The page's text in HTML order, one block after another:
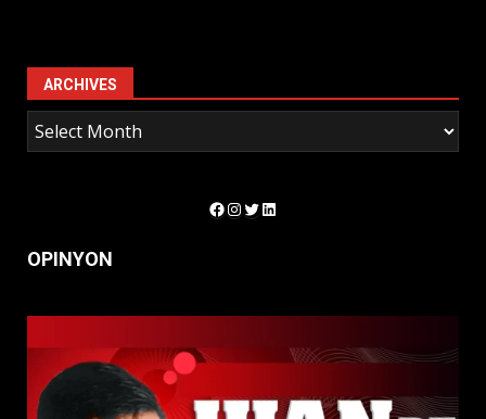
ARCHIVES
Facebook
Instagram
Twitter
LinkedIn
OPINYON